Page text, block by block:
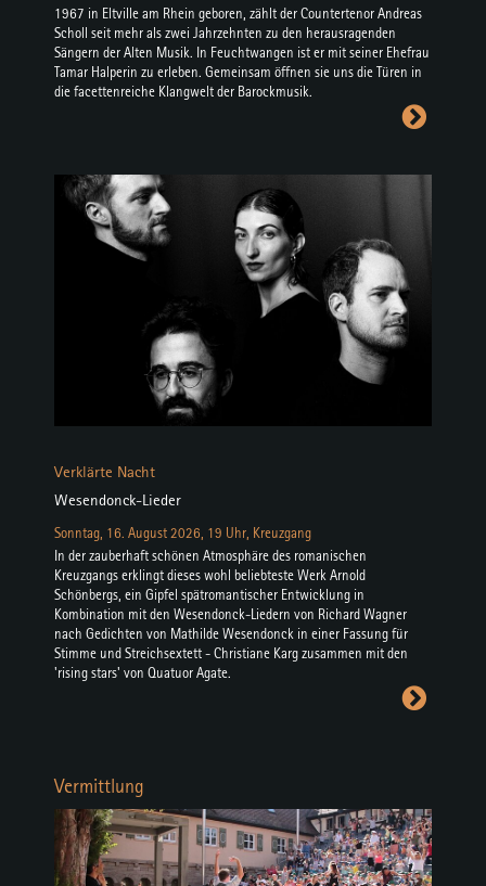
1967 in Eltville am Rhein geboren, zählt der Countertenor Andreas
Scholl seit mehr als zwei Jahrzehnten zu den herausragenden
Sängern der Alten Musik. In Feuchtwangen ist er mit seiner Ehefrau
Tamar Halperin zu erleben. Gemeinsam öffnen sie uns die Türen in
die facettenreiche Klangwelt der Barockmusik.
Verklärte Nacht
Wesendonck-Lieder
Sonntag, 16. August 2026, 19 Uhr, Kreuzgang
In der zauberhaft schönen Atmosphäre des romanischen
Kreuzgangs erklingt dieses wohl beliebteste Werk Arnold
Schönbergs, ein Gipfel spätromantischer Entwicklung in
Kombination mit den Wesendonck-Liedern von Richard Wagner
nach Gedichten von Mathilde Wesendonck in einer Fassung für
Stimme und Streichsextett - Christiane Karg zusammen mit den
'rising stars' von Quatuor Agate.
Vermittlung